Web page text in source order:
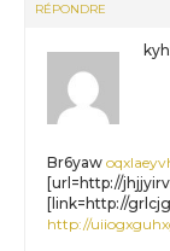
RÉPONDRE
Br6yaw
[url=http://
[link=http://
http://